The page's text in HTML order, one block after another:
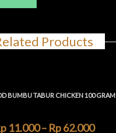
Products
BUMBU TABUR CHICKEN 100 GRAM
11.000– Rp62.000